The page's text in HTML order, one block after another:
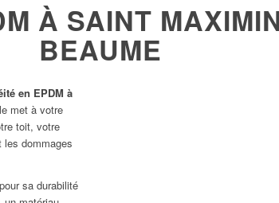
À SAINT
BEAUME
en EPDM à
met à votre
toit, votre
les dommages
sa durabilité